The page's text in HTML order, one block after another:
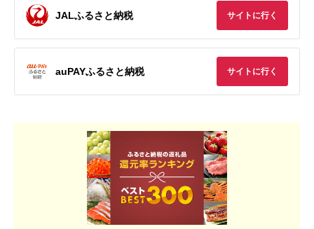
JALふるさと納税 サイトに行く
auPAYふるさと納税 サイトに行く